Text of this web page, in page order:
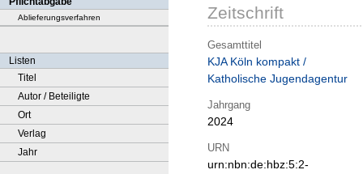
Ablieferungsverfahren
Listen
Titel
Autor / Beteiligte
Ort
Verlag
Jahr
Zeitschrift
Gesamttitel
KJA Köln kompakt /
Katholische Jugendagentur
Jahrgang
2024
URN
urn:nbn:de:hbz:5:2-